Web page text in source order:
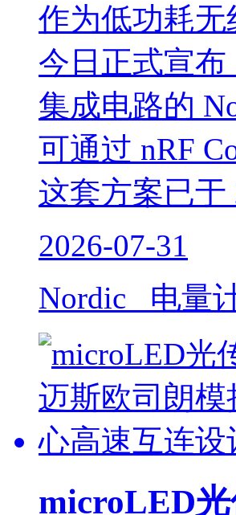
作为低功耗
今日正式宣布
集成电路的
可通过 nRF
这套方案已于
2026-07-31
Nordic 电量
microLED